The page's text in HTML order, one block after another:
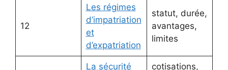
12
Les régimes
d’impatriation
et
d’expatriation
statut, durée,
avantages,
limites
La sécurité
cotisations,